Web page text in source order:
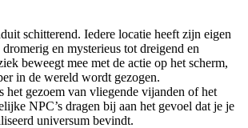
schitterend. Iedere locatie heeft zijn eigen
en mysterieus tot dreigend en
beweegt mee met de actie op het scherm,
in de wereld wordt gezogen.
het gezoem van vliegende vijanden of het
NPC’s dragen bij aan het gevoel dat je je
universum bevindt.